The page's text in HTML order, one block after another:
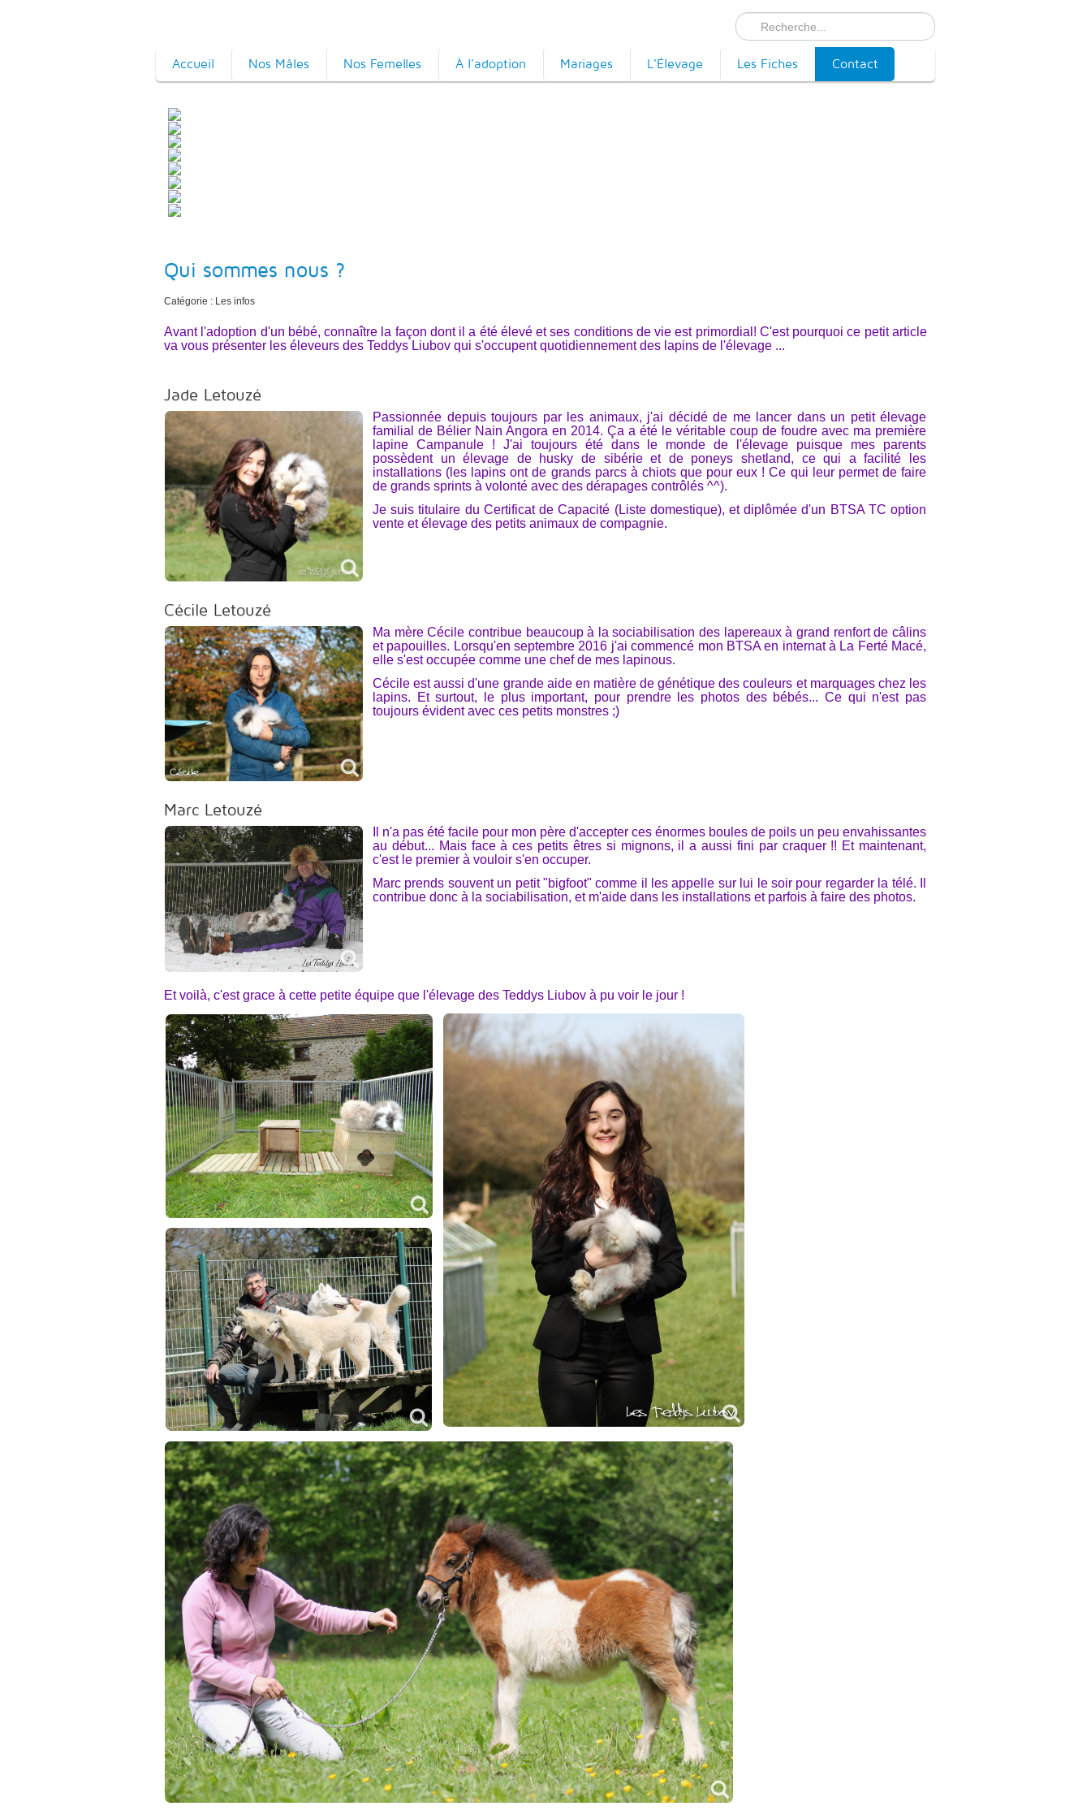
Accueil Nos Mâles Nos Femelles À l'adoption Mariages L'Élevage Les Fiches Contact
Qui sommes nous ?
Catégorie : Les infos
Avant l'adoption d'un bébé, connaître la façon dont il a été élevé et ses conditions de vie est primordial! C'est pourquoi ce petit article
va vous présenter les éleveurs des Teddys Liubov qui s'occupent quotidiennement des lapins de l'élevage ...
Jade Letouzé
Passionnée depuis toujours par les animaux, j'ai décidé de me lancer dans un petit élevage
familial de Bélier Nain Angora en 2014. Ça a été le véritable coup de foudre avec ma première
lapine Campanule ! J'ai toujours été dans le monde de l'élevage puisque mes parents
possèdent un élevage de husky de sibérie et de poneys shetland, ce qui a facilité les
installations (les lapins ont de grands parcs à chiots que pour eux ! Ce qui leur permet de faire
de grands sprints à volonté avec des dérapages contrôlés ^^).
Je suis titulaire du Certificat de Capacité (Liste domestique), et diplômée d'un BTSA TC option
vente et élevage des petits animaux de compagnie.
Cécile Letouzé
Ma mère Cécile contribue beaucoup à la sociabilisation des lapereaux à grand renfort de câlins
et papouilles. Lorsqu'en septembre 2016 j'ai commencé mon BTSA en internat à La Ferté Macé,
elle s'est occupée comme une chef de mes lapinous.
Cécile est aussi d'une grande aide en matière de génétique des couleurs et marquages chez les
lapins. Et surtout, le plus important, pour prendre les photos des bébés... Ce qui n'est pas
toujours évident avec ces petits monstres ;)
Marc Letouzé
Il n'a pas été facile pour mon père d'accepter ces énormes boules de poils un peu envahissantes
au début... Mais face à ces petits êtres si mignons, il a aussi fini par craquer !! Et maintenant,
c'est le premier à vouloir s'en occuper.
Marc prends souvent un petit "bigfoot" comme il les appelle sur lui le soir pour regarder la télé. Il
contribue donc à la sociabilisation, et m'aide dans les installations et parfois à faire des photos.
Et voilà, c'est grace à cette petite équipe que l'élevage des Teddys Liubov à pu voir le jour !